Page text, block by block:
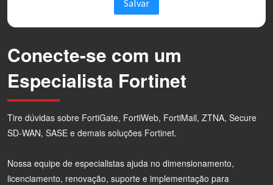
Conecte-se com um
Especialista Fortinet
Tire dúvidas sobre FortiGate, FortiWeb, FortiMail, ZTNA, Secure
SD-WAN, SASE e demais soluções Fortinet.
Nossa equipe de especialistas ajuda no dimensionamento,
licenciamento, renovação, suporte e implementação para